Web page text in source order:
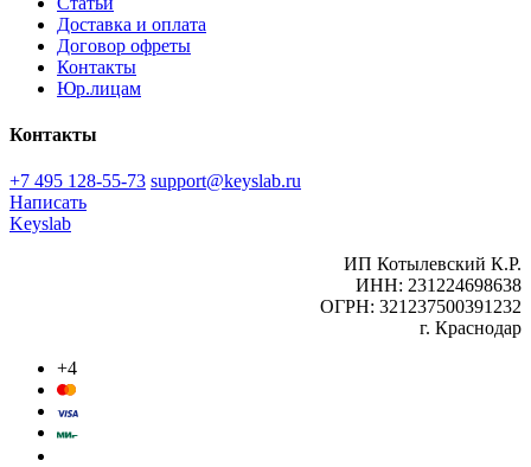
Доставка и оплата
Договор офреты
Контакты
Юр.лицам
Контакты
+7 495 128-55-73 support@keyslab.ru
Написать
Keyslab
ИП Котылевский К.Р.
ИНН: 231224698638
ОГРН: 321237500391232
г. Краснодар
+4